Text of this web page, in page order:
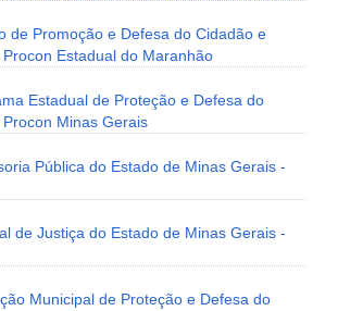
de Promoção e Defesa do Cidadão e
Estadual do Maranhão
Estadual de Proteção e Defesa do
Minas Gerais
Pública do Estado de Minas Gerais -
de Justiça do Estado de Minas Gerais -
Municipal de Proteção e Defesa do